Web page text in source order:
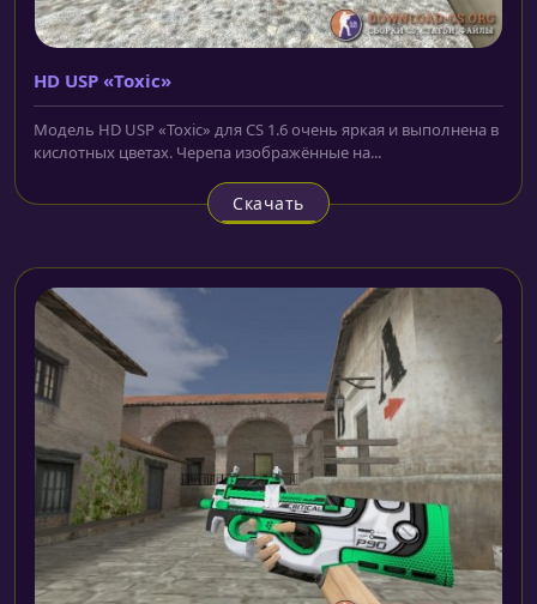
HD USP «Toxic»
Модель HD USP «Toxic» для CS 1.6 очень яркая и выполнена в
кислотных цветах. Черепа изображённые на...
Скачать